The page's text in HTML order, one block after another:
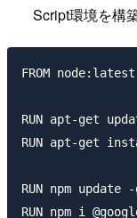
Script環境を構
FROM node:latest
RUN apt-get
RUN apt-get
RUN npm update -